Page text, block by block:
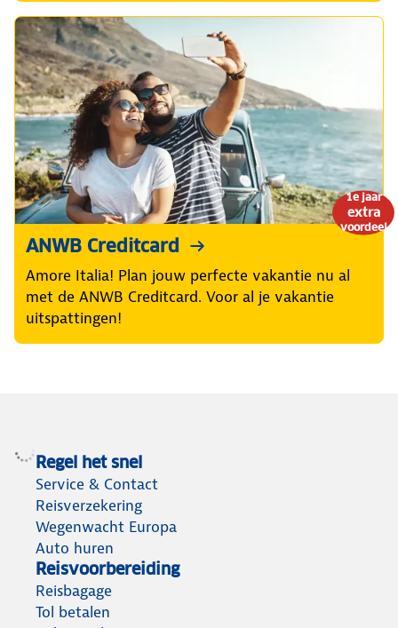
1e jaar
extra
voordeel
ANWB Creditcard
Amore Italia! Plan jouw perfecte vakantie nu al
met de ANWB Creditcard. Voor al je vakantie
uitspattingen!
Regel het snel
Service & Contact
Reisverzekering
Wegenwacht Europa
Auto huren
Reisvoorbereiding
Reisbagage
Tol betalen